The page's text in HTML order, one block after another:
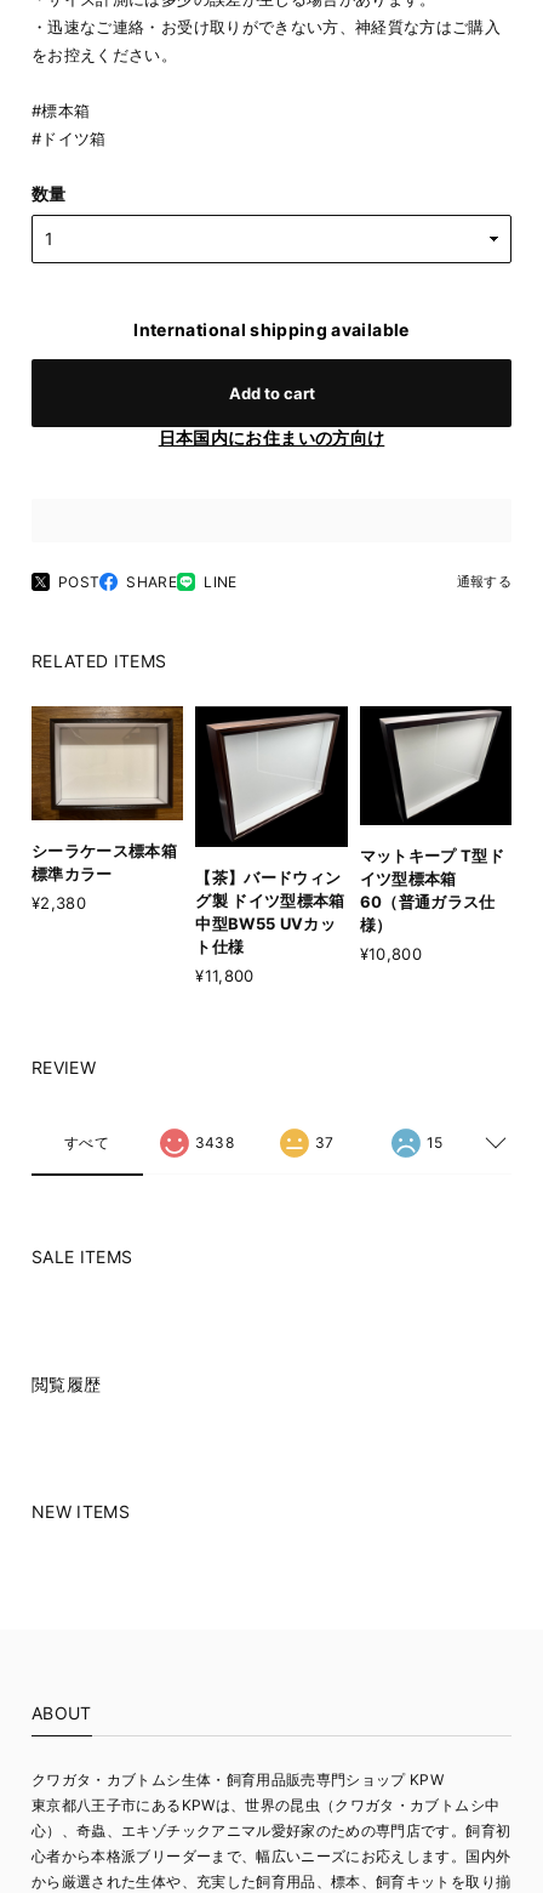
・迅速なご連絡・お受け取りができない方、神経質な方はご購入
をお控えください。
#標本箱
#ドイツ箱
数量
International shipping available
Add to cart
日本国内にお住まいの方向け
POST SHARE LINE 通報する
RELATED ITEMS
シーラケース標本箱
標準カラー
¥2,380
【茶】バードウィン
グ製 ドイツ型標本箱
中型BW55 UVカッ
ト仕様
¥11,800
マットキープ T型ド
イツ型標本箱
60（普通ガラス仕
様）
¥10,800
REVIEW
すべて 3438 37 15
SALE ITEMS
閲覧履歴
NEW ITEMS
ABOUT
クワガタ・カブトムシ生体・飼育用品販売専門ショップ KPW
東京都八王子市にあるKPWは、世界の昆虫（クワガタ・カブトムシ中
心）、奇蟲、エキゾチックアニマル愛好家のための専門店です。飼育初
心者から本格派ブリーダーまで、幅広いニーズにお応えします。国内外
から厳選された生体や、充実した飼育用品、標本、飼育キットを取り揃